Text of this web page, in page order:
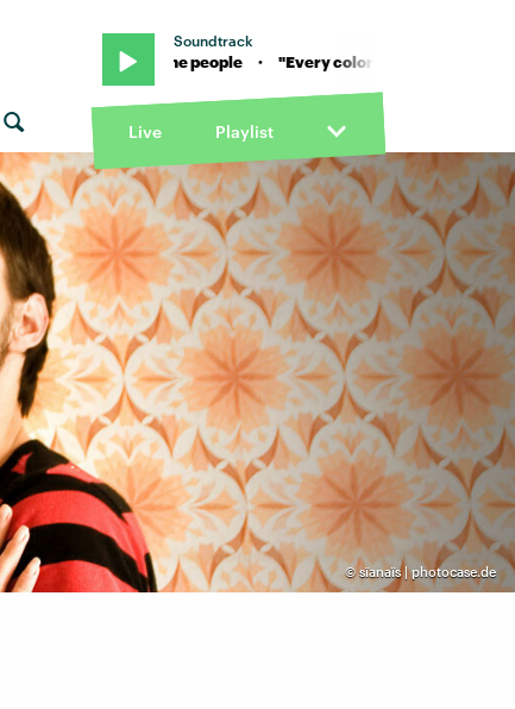
Soundtrack
the people · "Every color" von Louis the child & Foster
Live Playlist
©sïanaïs | photocase.de